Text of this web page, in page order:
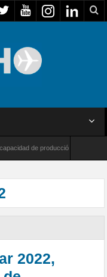
de producción de radares en
2022,